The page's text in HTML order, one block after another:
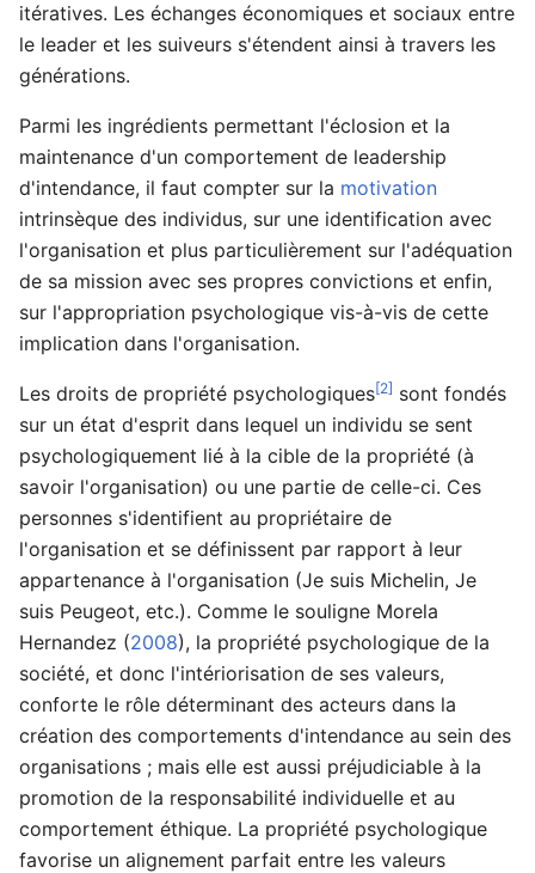
itératives. Les échanges économiques et sociaux entre
le leader et les suiveurs s'étendent ainsi à travers les
générations.
Parmi les ingrédients permettant l'éclosion et la
maintenance d'un comportement de leadership
d'intendance, il faut compter sur la motivation
intrinsèque des individus, sur une identification avec
l'organisation et plus particulièrement sur l'adéquation
de sa mission avec ses propres convictions et enfin,
sur l'appropriation psychologique vis-à-vis de cette
implication dans l'organisation.
Les droits de propriété psychologiques[2] sont fondés
sur un état d'esprit dans lequel un individu se sent
psychologiquement lié à la cible de la propriété (à
savoir l'organisation) ou une partie de celle-ci. Ces
personnes s'identifient au propriétaire de
l'organisation et se définissent par rapport à leur
appartenance à l'organisation (Je suis Michelin, Je
suis Peugeot, etc.). Comme le souligne Morela
Hernandez (2008), la propriété psychologique de la
société, et donc l'intériorisation de ses valeurs,
conforte le rôle déterminant des acteurs dans la
création des comportements d'intendance au sein des
organisations ; mais elle est aussi préjudiciable à la
promotion de la responsabilité individuelle et au
comportement éthique. La propriété psychologique
favorise un alignement parfait entre les valeurs